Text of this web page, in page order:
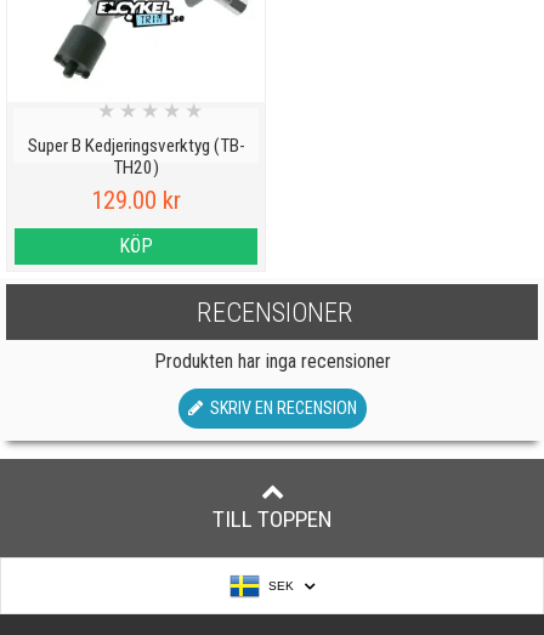
Super B Kedjeringsverktyg (TB-
TH20)
★ ★ ★ ★ ★
129.00 kr
KÖP
RECENSIONER
Produkten har inga recensioner
SKRIV EN RECENSION
TILL TOPPEN
SEK